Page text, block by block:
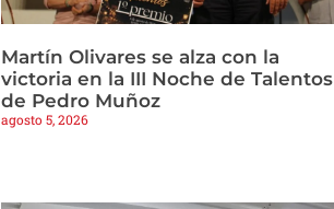
Martín Olivares se alza con la
victoria en la III Noche de Talentos
de Pedro Muñoz
agosto 5, 2026